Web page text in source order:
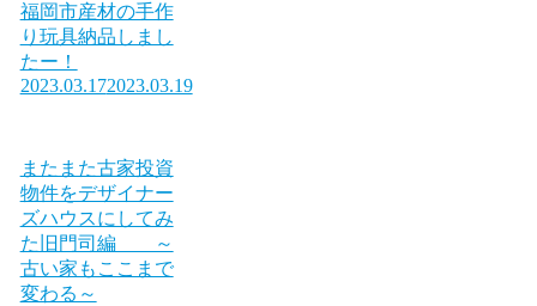
福岡市産材の手作
り玩具納品しまし
たー！
2023.03.172023.03.19
またまた古家投資
物件をデザイナー
ズハウスにしてみ
た旧門司編 ～
古い家もここまで
変わる～